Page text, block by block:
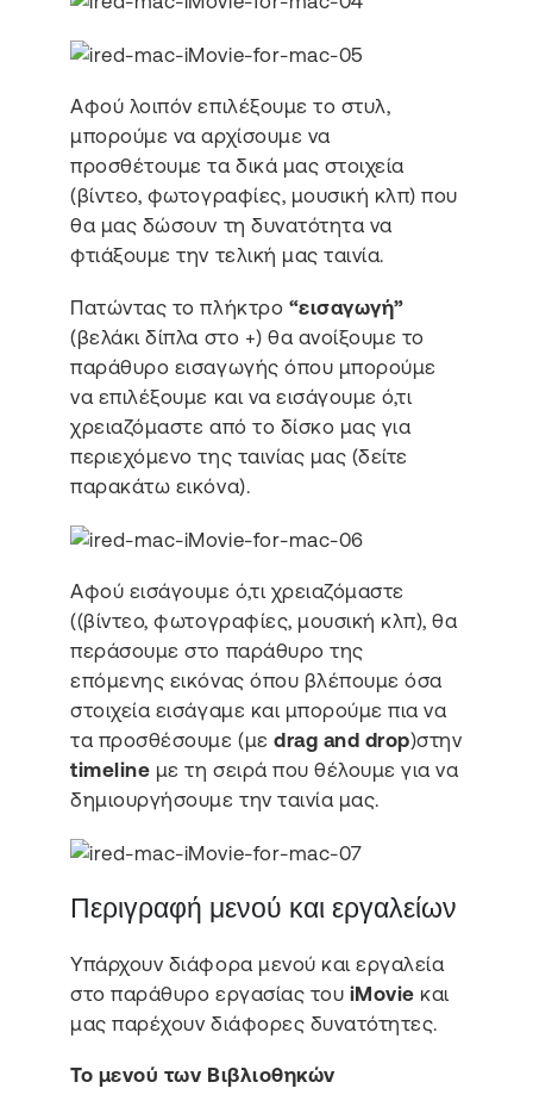
Αφού λοιπόν επιλέξουμε το στυλ,
μπορούμε να αρχίσουμε να
προσθέτουμε τα δικά μας στοιχεία
(βίντεο, φωτογραφίες, μουσική κλπ) που
θα μας δώσουν τη δυνατότητα να
φτιάξουμε την τελική μας ταινία.
Πατώντας το πλήκτρο “εισαγωγή”
(βελάκι δίπλα στο +) θα ανοίξουμε το
παράθυρο εισαγωγής όπου μπορούμε
να επιλέξουμε και να εισάγουμε ό,τι
χρειαζόμαστε από το δίσκο μας για
περιεχόμενο της ταινίας μας (δείτε
παρακάτω εικόνα).
Αφού εισάγουμε ό,τι χρειαζόμαστε
((βίντεο, φωτογραφίες, μουσική κλπ), θα
περάσουμε στο παράθυρο της
επόμενης εικόνας όπου βλέπουμε όσα
στοιχεία εισάγαμε και μπορούμε πια να
τα προσθέσουμε (μεdrag and drop)στην
timeline με τη σειρά που θέλουμε για να
δημιουργήσουμε την ταινία μας.
Περιγραφή μενού και εργαλείων
Υπάρχουν διάφορα μενού και εργαλεία
στο παράθυρο εργασίας του iMovie και
μας παρέχουν διάφορες δυνατότητες.
Το μενού των Βιβλιοθηκών